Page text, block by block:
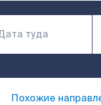
Похожие